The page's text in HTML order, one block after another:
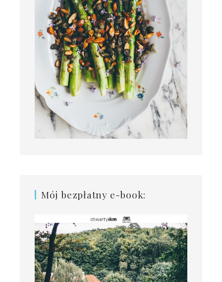
Mój bezpłatny e-book: